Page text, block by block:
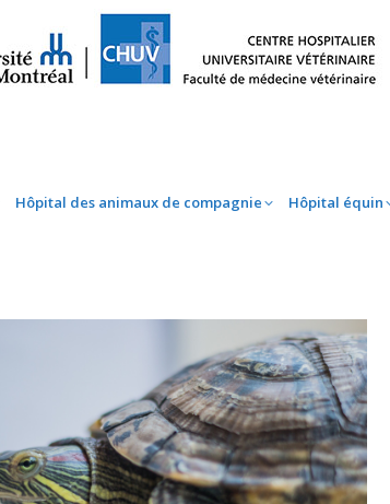
Hôpital des animaux de compagnie Hôpital équin
Le CHUV Hôpital des animaux de compagnie